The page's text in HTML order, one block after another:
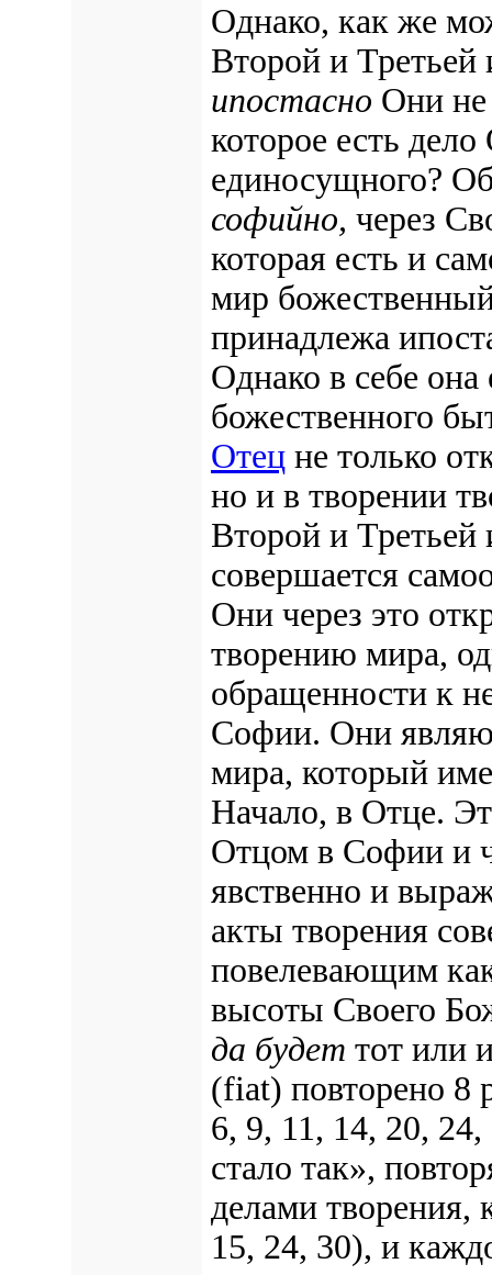
Однако, как же
Второй и Третьей
ипостасно Они не
которое есть
единосущного?
софийно, через
которая есть и
мир
принадлежа
Однако в себе
божественного
Отец не только
но и в творении
Второй и Третьей
совершается
Они через это
творению мира,
обращенности к
Софии. Они
мира, который
Начало, в Отце.
Отцом в Софии и
явственно и
акты творения
повелевающим
высоты Своего
да будет тот или
(fiat) повторено 8
6, 9, 11, 14, 20,
стало так»,
делами творения,
15, 24, 30), и